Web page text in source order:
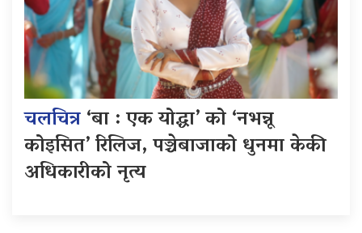
चलचित्र‘बा : एक योद्धा’ को ‘नभन्नू
कोइसित’ रिलिज, पञ्चेबाजाको धुनमा केकी
अधिकारीको नृत्य